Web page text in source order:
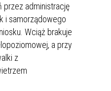
przez administrację
i samorządowego
Wciąż brakuje
a przy
z